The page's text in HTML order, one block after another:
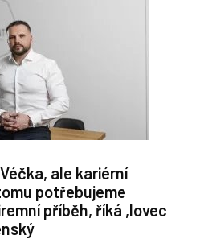
ale kariérní
potřebujeme
příběh, říká ,lovec